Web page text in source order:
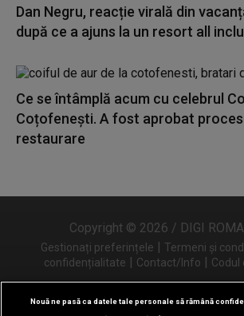
Dan Negru, reacție virală din
după ce a ajuns la un resort all
Ce se întâmplă acum cu celebrul
Coțofenești. A fost aprobat
restaurare
Copyright © 2026 / DIGI
Gestionați preferințele | Termeni și
confidențialitate | Contact/Info | Codul
Nouă ne pasă ca datele tale personale să rămână